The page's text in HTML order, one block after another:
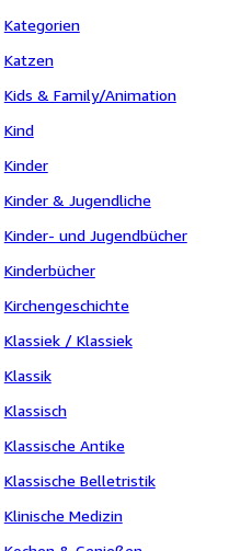
Kategorien
Katzen
Kids & Family/Animation
Kind
Kinder
Kinder & Jugendliche
Kinder- und Jugendbücher
Kinderbücher
Kirchengeschichte
Klassiek / Klassiek
Klassik
Klassisch
Klassische Antike
Klassische Belletristik
Klinische Medizin